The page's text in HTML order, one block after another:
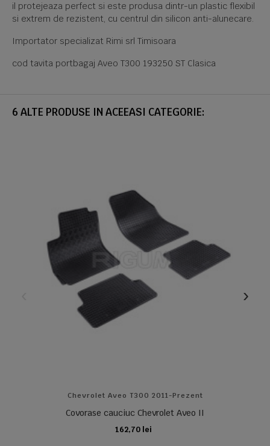
il protejeaza perfect si este produsa dintr-un plastic flexibil
si extrem de rezistent, cu centrul din silicon anti-alunecare.
Importator specializat Rimi srl Timisoara
cod tavita portbagaj Aveo T300 193250 ST Clasica
6 ALTE PRODUSE IN ACEEASI CATEGORIE:
Chevrolet Aveo T300 2011-Prezent
Covorase cauciuc Chevrolet Aveo II
162,70 lei
ADAUGA IN COS